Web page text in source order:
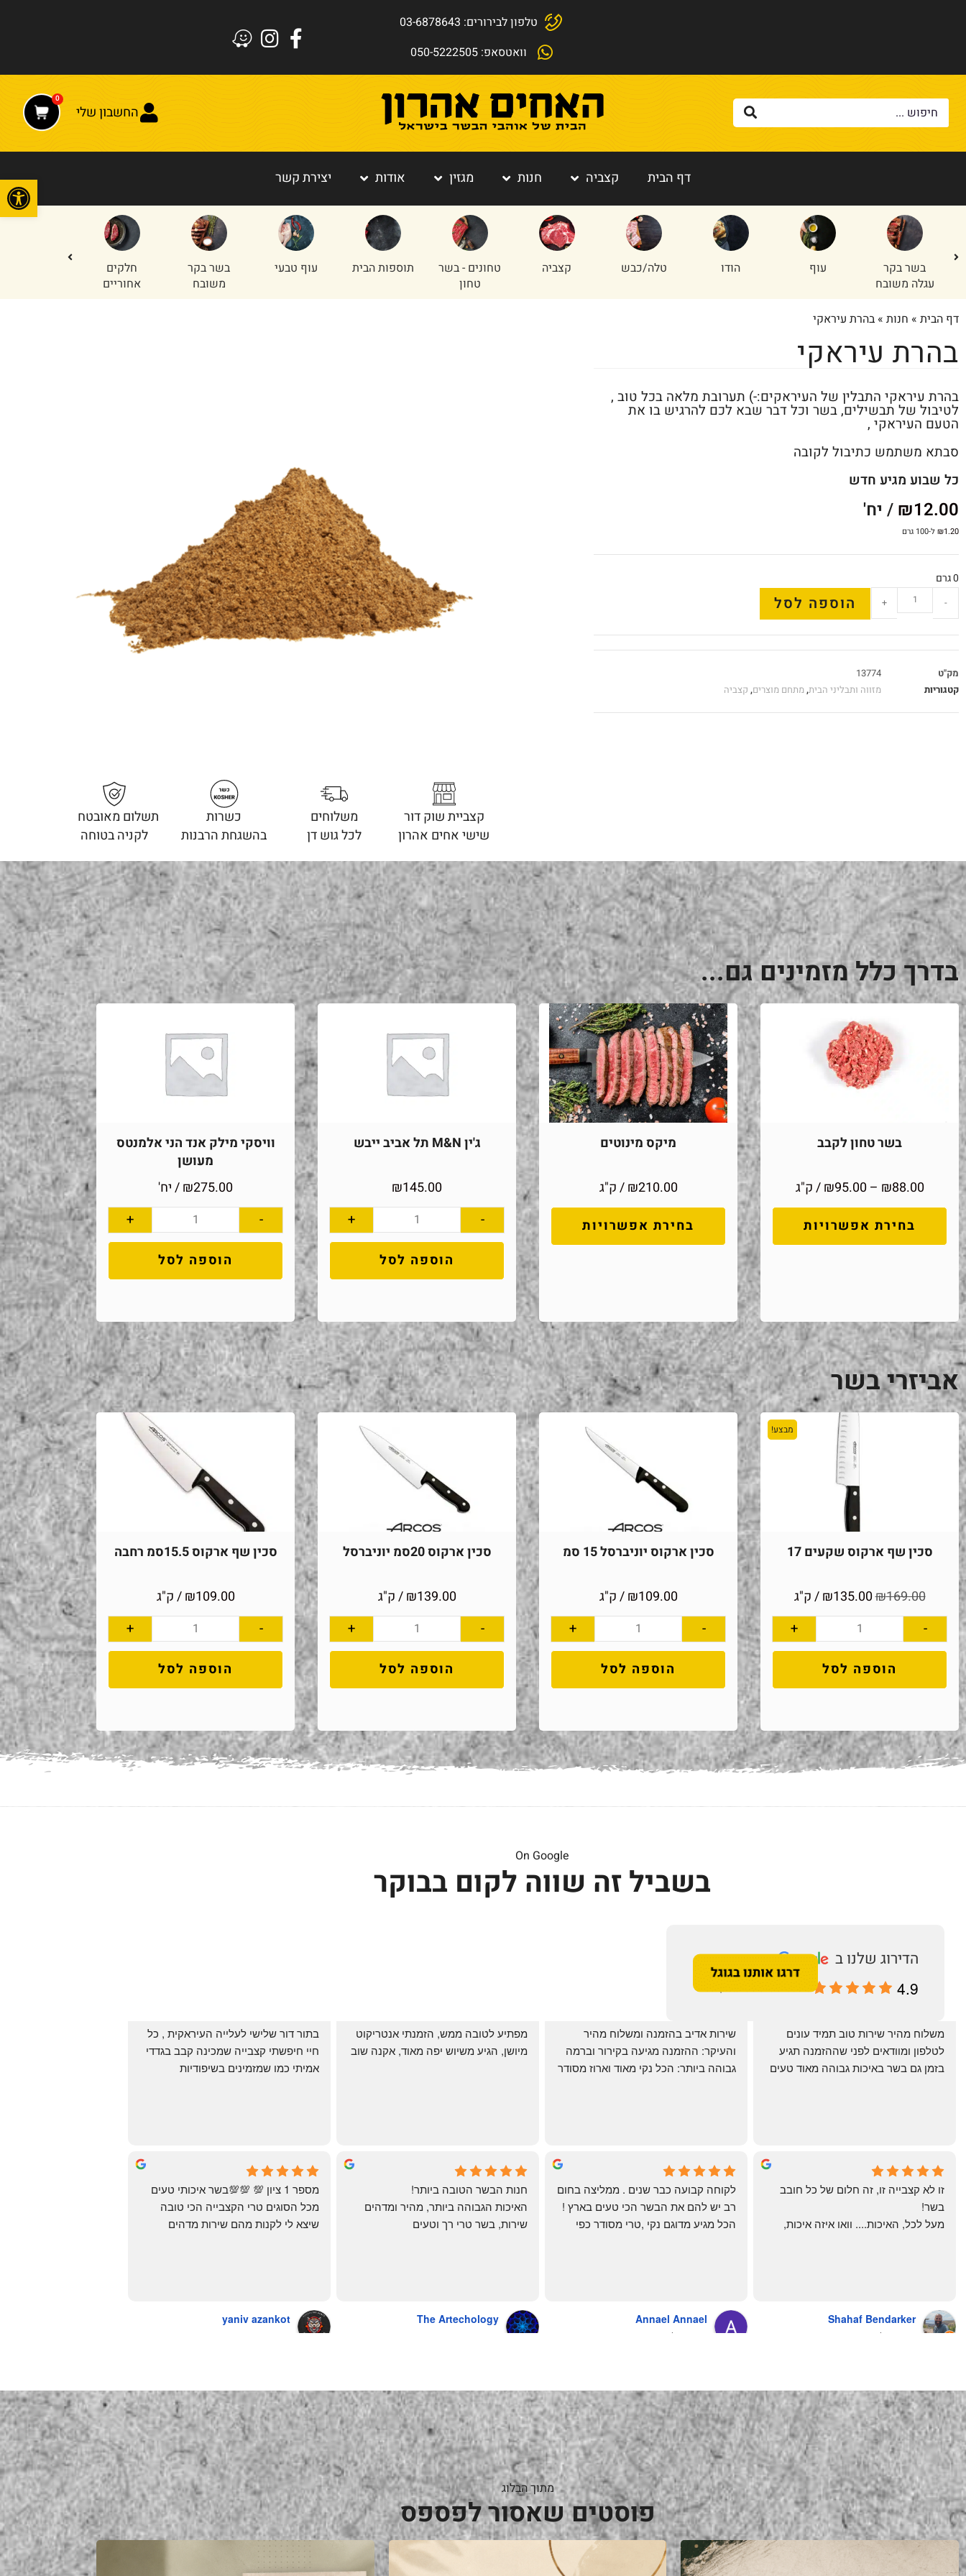
טלפון לבירורים: 03-6878643
וואטסאפ: 050-5222505
החשבון שלי
0
דף הבית קצביה חנות מגזין אודות יצירת קשר
בשר בקר
עגלה משובח
עוף הודו טלה/כבש קצביה
טחונים - בשר
טחון
תוספות הבית עוף טבעי
בשר בקר
משובח
חלקים
אחוריים
דף הבית » חנות »בהרת עיראקי
בהרת עיראקי
בהרת עיראקי התבלין של העיראקים:-) תערובת מלאה בכל טוב ,
לטיבול של תבשילים, בשר וכל דבר שבא לכם להרגיש בו את
הטעם העיראקי ,
סבתא משתמש כתיבול לקובה
כל שבוע מגיע חדש
₪12.00 / יח'
₪1.20 ל-100 גרם
0 גרם
-
+ הוספה לסל
מק"ט
13774
קטגוריות
מזווה ותבליני הבית,מתחם מוצרים, קצביה
קצביית שוק דור
שישי אחים אהרון
משלוחים
לכל גוש דן
כשרות
בהשגחת הרבנות
תשלום מאובטח
לקניה בטוחה
בדרך כלל מזמינים גם...
בשר טחון לקבב
₪88.00
–
₪95.00
/ ק"ג
בחירת אפשרויות
מיקס מינוטים
₪210.00
/ ק"ג
בחירת אפשרויות
ג'ין M&N תל אביב ייבש
₪145.00
-
+
הוספה לסל
וויסקי מילק אנד הני אלמנטס
מעושן
₪275.00 / יח'
-
+
הוספה לסל
אביזרי בשר
מבצע!
סכין שף ארקוס שקעים 17
₪169.00
₪135.00 / ק"ג
-
+
הוספה לסל
סכין ארקוס יוניברסל 15 סמ
₪109.00 / ק"ג
-
+
הוספה לסל
סכין ארקוס 20סמ יוניברסל
₪139.00 / ק"ג
-
+
הוספה לסל
סכין שף ארקוס 15.5סמ רחבה
₪109.00 / ק"ג
-
+
הוספה לסל
On Google
בשביל זה שווה לקום בבוקר
4.9
May Azulay
a month ago
michal gottfried
4 months ago
שי
4 months ago
מיושן, הגיע משיוש יפה מאוד, אקנה שוב
Yonatan Menashe
6 months ago
Shahaf Bendarker
בשר!
אהרון' איך מנהלים עסק ושירות לקוחות
Annael Annael
The Artechology
חנות הבשר הטובה ביותר!
האיכות הגבוהה ביותר, מהיר ומדהים
שירות, בשר טרי רך וטעים
yaniv azankot
מתוך הבלוג
פוסטים שאסור לפספס